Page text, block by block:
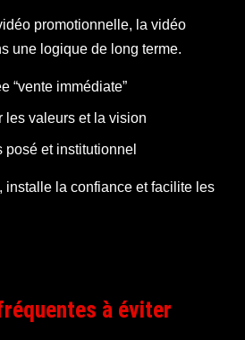
promotionnelle, la vidéo
une logique de long terme.
“vente immédiate”
les valeurs et la vision
posé et institutionnel
installe la confiance et facilite les
à éviter